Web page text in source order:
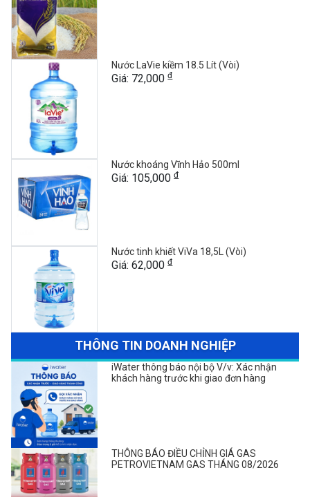
Nước LaVie kiềm 18.5 Lít (Vòi)
Giá: 72,000đ
Nước khoáng Vĩnh Hảo 500ml
Giá: 105,000đ
Nước tinh khiết ViVa 18,5L (Vòi)
Giá: 62,000đ
THÔNG TIN DOANH NGHIỆP
iWater thông báo nội bộ V/v: Xác nhận
khách hàng trước khi giao đơn hàng
THÔNG BÁO ĐIỀU CHỈNH GIÁ GAS
PETROVIETNAM GAS THÁNG 08/2026